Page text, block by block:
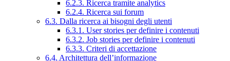
6.2.3. Ricerca tramite analytics
6.2.4. Ricerca sui forum
6.3. Dalla ricerca ai bisogni degli utenti
6.3.1. User stories per definire i contenuti
6.3.2. Job stories per definire i contenuti
6.3.3. Criteri di accettazione
6.4. Architettura dell’informazione